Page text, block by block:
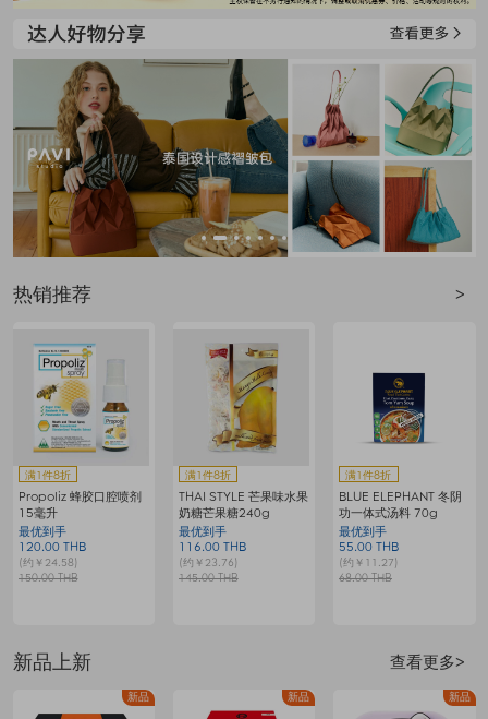
热销推荐 >
满1件8折
Propoliz 蜂胶口腔喷剂
15毫升
最优到手
120.00 THB
(约￥24.58)
150.00 THB
满1件8折
THAI STYLE 芒果味水果
奶糖芒果糖240g
最优到手
116.00 THB
(约￥23.76)
145.00 THB
满1件8折
BLUE ELEPHANT 冬阴
功一体式汤料 70g
最优到手
55.00 THB
(约￥11.27)
68.00 THB
新品上新 查看更多>
新品 新品 新品